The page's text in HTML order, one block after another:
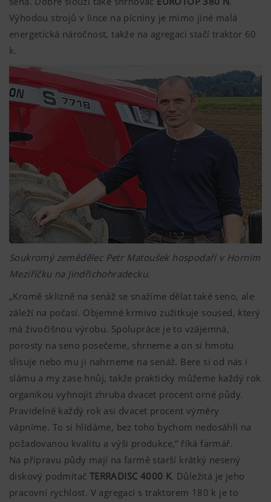
Výhodou strojů v lince na pícniny je mimo jiné malá
energetická náročnost, takže na agregaci stačí traktor 60
k.
Soukromý zemědělec Petr Matoušek hospodaří v Horním
Meziříčku na Jindřichohradecku.
„Kromě sklizně na senáž se snažíme dělat také seno, ale
záleží na počasí. Objemné krmivo zužitkuje soused, který
má živočišnou výrobu. Spolupráce je to vzájemná,
porosty na seno posečeme, shrneme a on si hmotu
slisuje nebo mu ji nahrneme na senáž. Bere si od nás i
slámu a my zase hnůj, takže prakticky můžeme každý rok
organikou vyhnojit zhruba dvacet procent orné půdy.
Pravidelně každý rok asi dvacet procent výměry
vápníme. To si hlídáme, bez toho bychom nedosáhli na
požadovanou kvalitu a výši produkce,“ říká farmář.
Na přípravu půdy mají na farmě starší krátký nesený
diskový podmítač TERRADISC 4000 K. Důležitá je jeho
pracovní rychlost. V agregaci s traktorem 180 k je to